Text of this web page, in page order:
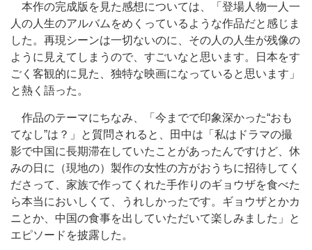
本作の完成版を見た感想については、「登場人物一人一
人の人生のアルバムをめくっているような作品だと感じま
した。再現シーンは一切ないのに、その人の人生が残像の
ように見えてしまうので、すごいなと思います。日本をす
ごく客観的に見た、独特な映画になっていると思います」
と熱く語った。
作品のテーマにちなみ、「今までで印象深かった“おも
てなし”は？」と質問されると、田中は「私はドラマの撮
影で中国に長期滞在していたことがあったんですけど、休
みの日に（現地の）製作の女性の方がおうちに招待してく
ださって、家族で作ってくれた手作りのギョウザを食べた
ら本当においしくて、うれしかったです。ギョウザとかカ
ニとか、中国の食事を出していただいて楽しみました」と
エピソードを披露した。